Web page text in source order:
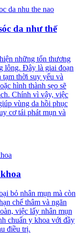
da như thế
những tổn thương
lông. Đây là giai đoạn
tạm thời suy yếu và
hình thành sẹo sẽ
Chính vì vậy, việc
vùng da hồi phục
cơ tái phát mụn và
bỏ nhân mụn mà còn
chế thâm và ngăn
việc lấy nhân mụn
chuẩn y khoa với đầy
điều trị.